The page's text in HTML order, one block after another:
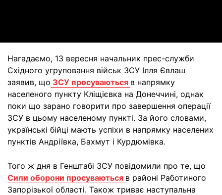
Нагадаємо, 13 вересня начальник прес-служби
Східного угруповання військ ЗСУ Ілля Євлаш
заявив, що ЗСУ просуваються в напрямку
населеного пункту Кліщієвка на Донеччині, однак
поки що зарано говорити про завершення операції
ЗСУ в цьому населеному пункті. За його словами,
українські бійці мають успіхи в напрямку населених
пунктів Андріївка, Бахмут і Курдюмівка.
Того ж дня в Генштабі ЗСУ повідомили про те, що
Сили оборони просуваються в районі Работиного
Запорізької області. Також триває наступальна